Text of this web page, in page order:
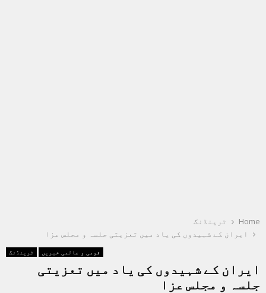
Home
ٹرینڈنگ
ایران کے شہیدوں کی یاد میں تعزیتی جلسہ و مجلس عزا
ٹرینڈنگ قومی و عالمی خبریں
ایران کے شہیدوں کی یاد میں تعزیتی
جلسہ و مجلس عزا